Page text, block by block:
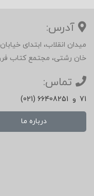
آدرس:
خان رشتی، مجتمع کتاب
تماس:
(021) 66408251 و 71
درباره ما